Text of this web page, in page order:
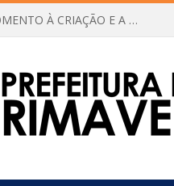
CHAMAMENTO PÚBLICO Nº 01/2026 – FOMENTO À CRIAÇÃO E A CIRCULAÇÃO DE PRODUÇÕES CULTURAIS – Aldir Blanc